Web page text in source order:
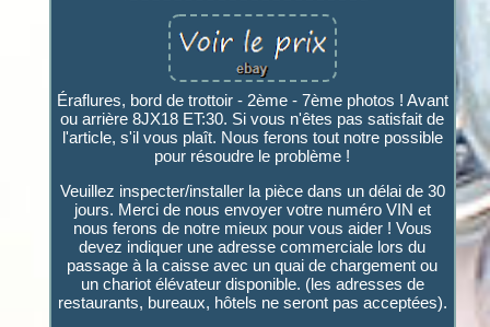
Éraflures, bord de trottoir - 2ème - 7ème photos ! Avant
ou arrière 8JX18 ET:30. Si vous n'êtes pas satisfait de
l'article, s'il vous plaît. Nous ferons tout notre possible
pour résoudre le problème !
Veuillez inspecter/installer la pièce dans un délai de 30
jours. Merci de nous envoyer votre numéro VIN et
nous ferons de notre mieux pour vous aider ! Vous
devez indiquer une adresse commerciale lors du
passage à la caisse avec un quai de chargement ou
un chariot élévateur disponible. (les adresses de
restaurants, bureaux, hôtels ne seront pas acceptées).